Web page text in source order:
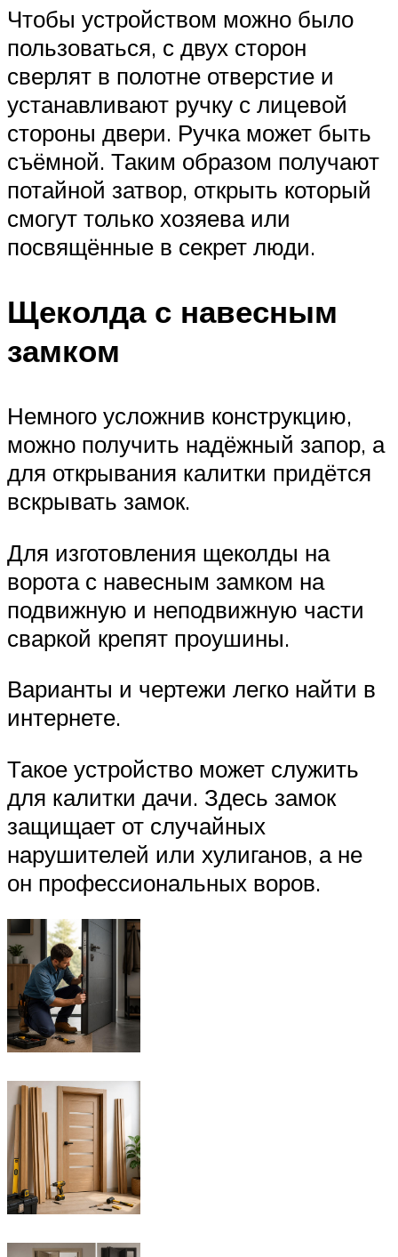
Чтобы устройством можно было
пользоваться, с двух сторон
сверлят в полотне отверстие и
устанавливают ручку с лицевой
стороны двери. Ручка может быть
съёмной. Таким образом получают
потайной затвор, открыть который
смогут только хозяева или
посвящённые в секрет люди.
Щеколда с навесным
замком
Немного усложнив конструкцию,
можно получить надёжный запор, а
для открывания калитки придётся
вскрывать замок.
Для изготовления щеколды на
ворота с навесным замком на
подвижную и неподвижную части
сваркой крепят проушины.
Варианты и чертежи легко найти в
интернете.
Такое устройство может служить
для калитки дачи. Здесь замок
защищает от случайных
нарушителей или хулиганов, а не
он профессиональных воров.